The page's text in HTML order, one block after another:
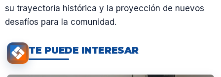
su trayectoria histórica y la proyección de nuevos
desafíos para la comunidad.
TE PUEDE INTERESAR